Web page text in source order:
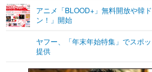
グラビア
ショッピング
その他
プッシュ通知の停止方法
アニメ「BLOOD+」無料開放や韓
ン！」開始
ヤフー、「年末年始特集」でスポ
提供